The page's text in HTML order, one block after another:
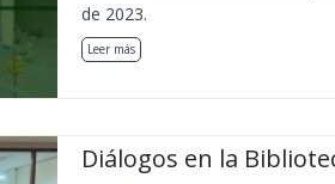
de 2023.
Leer más
Diálogos en la